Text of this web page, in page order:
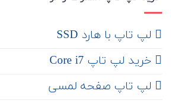
لپ تاپ با هارد SSD
خرید لپ تاپ Core i7
لپ تاپ صفحه لمسی